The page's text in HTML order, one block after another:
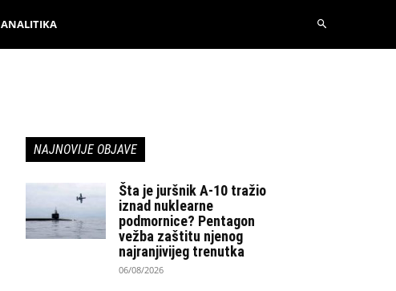
ANALITIKA
NAJNOVIJE OBJAVE
Šta je juršnik A-10 tražio
iznad nuklearne
podmornice? Pentagon
vežba zaštitu njenog
najranjivijeg trenutka
06/08/2026